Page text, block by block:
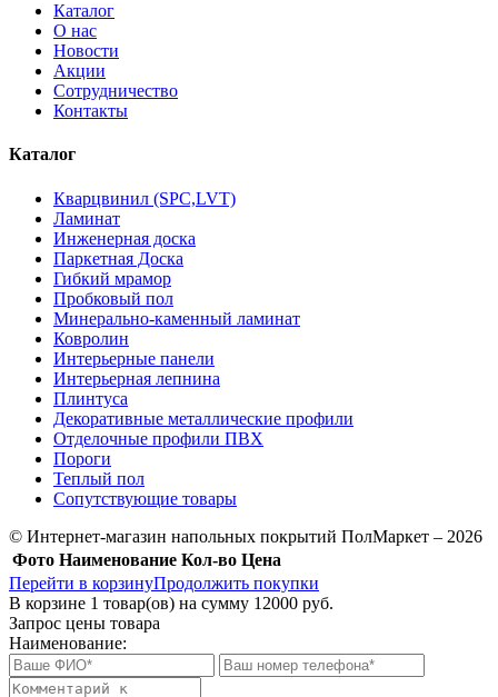
Каталог
О нас
Новости
Акции
Сотрудничество
Контакты
Каталог
Кварцвинил (SPC,LVT)
Ламинат
Инженерная доска
Паркетная Доска
Гибкий мрамор
Пробковый пол
Минерально-каменный ламинат
Ковролин
Интерьерные панели
Интерьерная лепнина
Плинтуса
Декоративные металлические профили
Отделочные профили ПВХ
Пороги
Теплый пол
Сопутствующие товары
© Интернет-магазин напольных покрытий ПолМаркет – 2026
Фото Наименование Кол-во Цена
Перейти в корзинуПродолжить покупки
В корзине 1 товар(ов) на сумму 12000 руб.
Запрос цены товара
Наименование: